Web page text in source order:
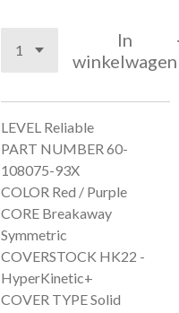
In
winkelwagen
LEVEL Reliable
PART NUMBER 60-
108075-93X
COLOR Red / Purple
CORE Breakaway
Symmetric
COVERSTOCK HK22 -
HyperKinetic+
COVER TYPE Solid